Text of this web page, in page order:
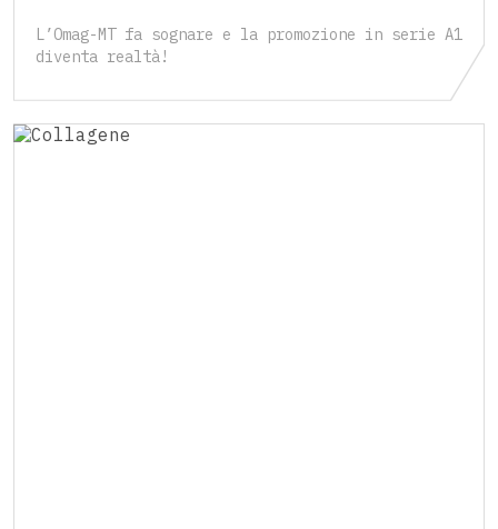
L’Omag-MT fa sognare e la promozione in serie A1
diventa realtà!